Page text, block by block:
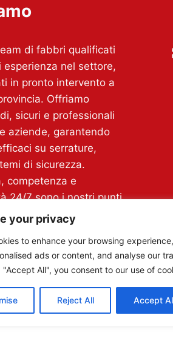
your privacy
to enhance your browsing experience,
ads or content, and analyse our
"Accept All", you consent to our use of
Reject All Accept
di fabbri qualificati
esperienza nel settore,
in pronto intervento a
Offriamo
sicuri e professionali
aziende, garantendo
su serrature,
di sicurezza.
competenza e
24/7 sono i nostri punti
Copyright Infissi di Porosnicu